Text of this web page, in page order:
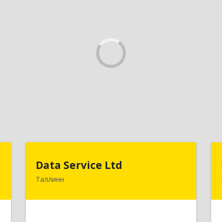
Data Service Ltd
ТаллиннEstonia, Laulupeo 24, Tallinn, 10128